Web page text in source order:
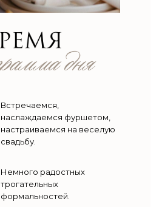
Встречаемся,
наслаждаемся фуршетом,
настраиваемся на веселую
свадьбу.
Немного радостных
трогательных
формальностей.